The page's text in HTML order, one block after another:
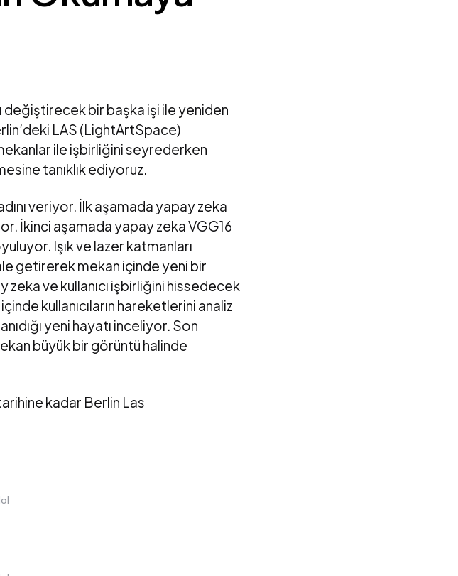
değiştirecek bir başka işi ile yeniden
LAS (LightArtSpace)
ile işbirliğini seyrederken
tanıklık ediyoruz.
veriyor. İlk aşamada yapay zeka
İkinci aşamada yapay zeka VGG16
Işık ve lazer katmanları
getirerek mekan içinde yeni bir
ve kullanıcı işbirliğini hissedecek
kullanıcıların hareketlerini analiz
yeni hayatı inceliyor. Son
büyük bir görüntü halinde
kadar Berlin Las